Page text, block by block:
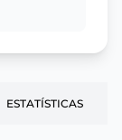
ESTATÍSTICAS